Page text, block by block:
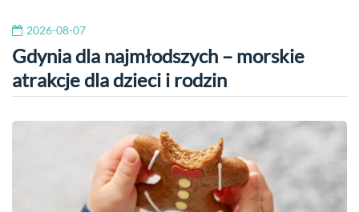
2026-08-07
Gdynia dla najmłodszych – morskie
atrakcje dla dzieci i rodzin